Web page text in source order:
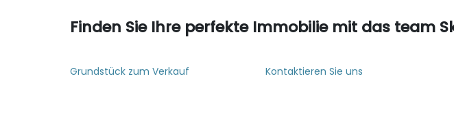
Finden Sie Ihre perfekte Immobilie mit das team
Grundstück zum Verkauf Kontaktieren Sie uns